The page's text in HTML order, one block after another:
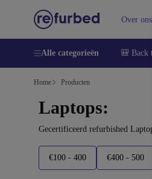
Over ons
Alle categorieën 🎒 Back
Home Producten
Laptops:
Gecertificeerd refurbished
€100 - 400 €400 - 500